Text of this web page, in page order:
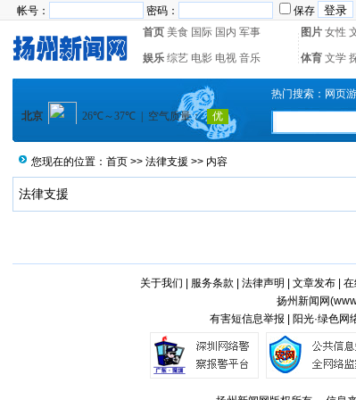
帐号： 密码： 保存
首页 美食 国际 国内 军事 图片 女性
娱乐 综艺 电影 电视 音乐 体育 文学
热门搜索： 网页
您现在的位置： 首页 >> 法律支援 >> 内容
法律支援
关于我们 服务条款 法律声明 文章发布| 在
扬州新闻网(
有害短信息举报 | 阳光·绿色